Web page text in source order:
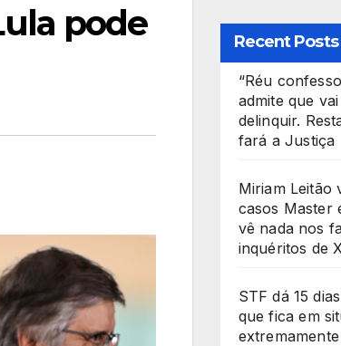
pode
Recent Posts
“Réu
admite que
delinquir.
fará a Justiça
Miriam Leitão
casos Master
vê nada nos
inquéritos de
STF dá 15
que fica em